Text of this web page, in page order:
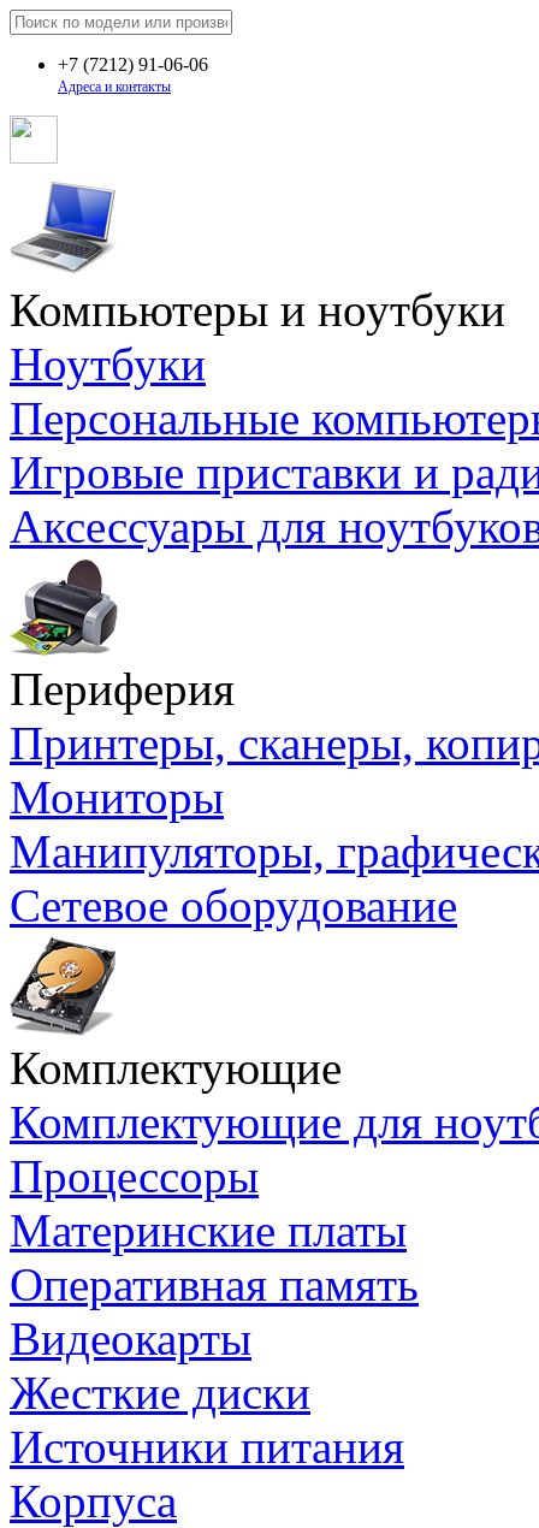
+7 (7212) 91-06-06
Адреса и контакты
Компьютеры и ноутбуки
Ноутбуки
Персональные
Игровые приставки и
Аксессуары для
Периферия
Принтеры, сканеры,
Мониторы
Манипуляторы,
Сетевое оборудование
Комплектующие
Комплектующие для
Процессоры
Материнские платы
Оперативная память
Видеокарты
Жесткие диски
Источники питания
Корпуса